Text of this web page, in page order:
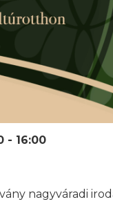
- 16:00
nagyváradi